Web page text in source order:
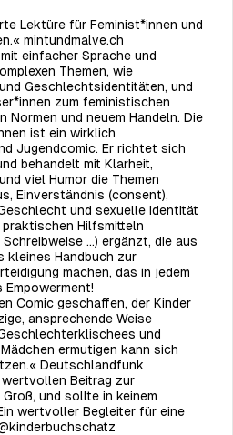
Lektüre für Feminist*innen und
mintundmalve.ch
einfacher Sprache und
Themen, wie
Geschlechtsidentitäten, und
zum feministischen
Normen und neuem Handeln. Die
ist ein wirklich
Jugendcomic. Er richtet sich
behandelt mit Klarheit,
viel Humor die Themen
Einverständnis (consent),
und sexuelle Identität
praktischen Hilfsmitteln
...) ergänzt, die aus
kleines Handbuch zur
machen, das in jedem
Comic geschaffen, der Kinder
ansprechende Weise
und
ermutigen kann sich
Deutschlandfunk
Beitrag zur
und sollte in keinem
wertvoller Begleiter für eine